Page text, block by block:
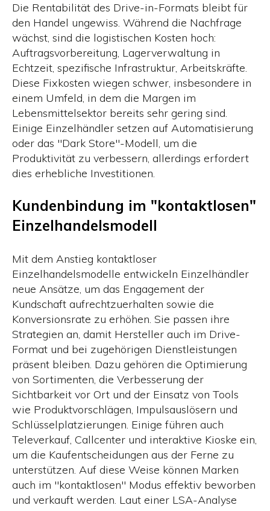
Die Rentabilität des Drive-in-Formats bleibt für
den Handel ungewiss. Während die Nachfrage
wächst, sind die logistischen Kosten hoch:
Auftragsvorbereitung, Lagerverwaltung in
Echtzeit, spezifische Infrastruktur, Arbeitskräfte.
Diese Fixkosten wiegen schwer, insbesondere in
einem Umfeld, in dem die Margen im
Lebensmittelsektor bereits sehr gering sind.
Einige Einzelhändler setzen auf Automatisierung
oder das "Dark Store"-Modell, um die
Produktivität zu verbessern, allerdings erfordert
dies erhebliche Investitionen.
Kundenbindung im "kontaktlosen"
Einzelhandelsmodell
Mit dem Anstieg kontaktloser
Einzelhandelsmodelle entwickeln Einzelhändler
neue Ansätze, um das Engagement der
Kundschaft aufrechtzuerhalten sowie die
Konversionsrate zu erhöhen. Sie passen ihre
Strategien an, damit Hersteller auch im Drive-
Format und bei zugehörigen Dienstleistungen
präsent bleiben. Dazu gehören die Optimierung
von Sortimenten, die Verbesserung der
Sichtbarkeit vor Ort und der Einsatz von Tools
wie Produktvorschlägen, Impulsauslösern und
Schlüsselplatzierungen. Einige führen auch
Televerkauf, Callcenter und interaktive Kioske ein,
um die Kaufentscheidungen aus der Ferne zu
unterstützen. Auf diese Weise können Marken
auch im "kontaktlosen" Modus effektiv beworben
und verkauft werden. Laut einer LSA-Analyse